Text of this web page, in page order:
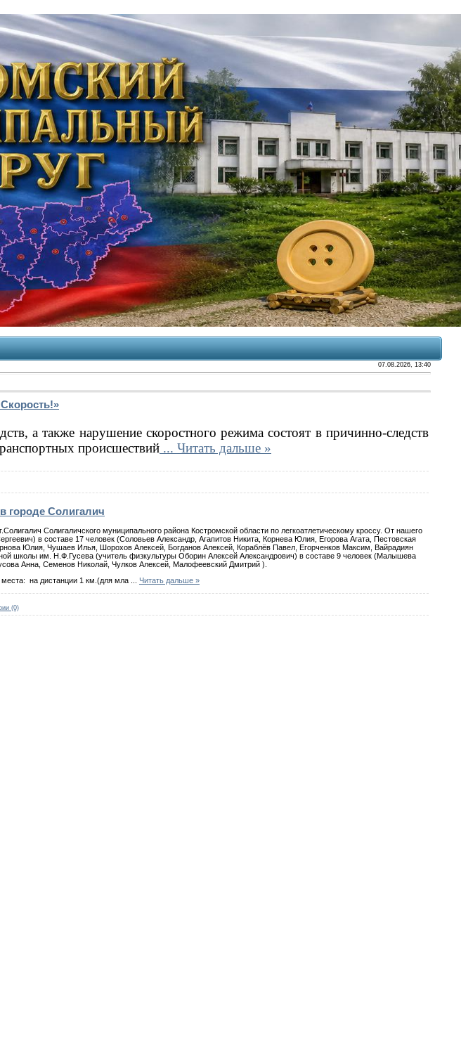
07.08.2026, 13:40
а также нарушение скоростного режима состоят в причинно-следств
тных происшествий ... Читать дальше »
городе Солигалич
Солигаличского муниципального района Костромской области по легкоатлетическому кроссу. От нашего
в составе 17 человек (Соловьев Александр, Агапитов Никита, Корнева Юлия, Егорова Агата, Пестовская
Юлия, Чушаев Илья, Шорохов Алексей, Богданов Алексей, Кораблёв Павел, Егорченков Максим, Вайрадиян
школы им. Н.Ф.Гусева (учитель физкультуры Оборин Алексей Александрович) в составе 9 человек (Малышева
Анна, Семенов Николай, Чулков Алексей, Малофеевский Дмитрий ).
на дистанции 1 км.(для мла
Читать дальше »
(0)